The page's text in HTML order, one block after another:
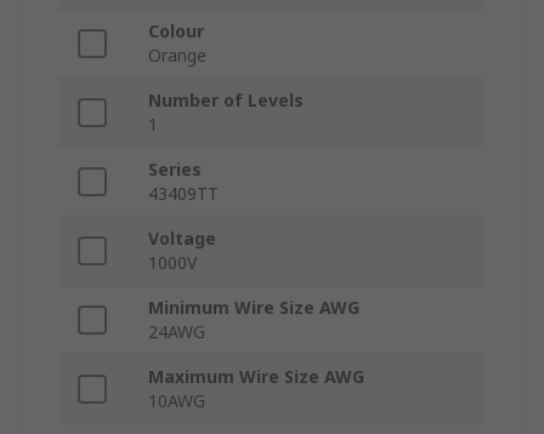
Colour
Orange
Number of Levels
1
Series
43409TT
Voltage
1000V
Minimum Wire Size AWG
24AWG
Maximum Wire Size AWG
10AWG